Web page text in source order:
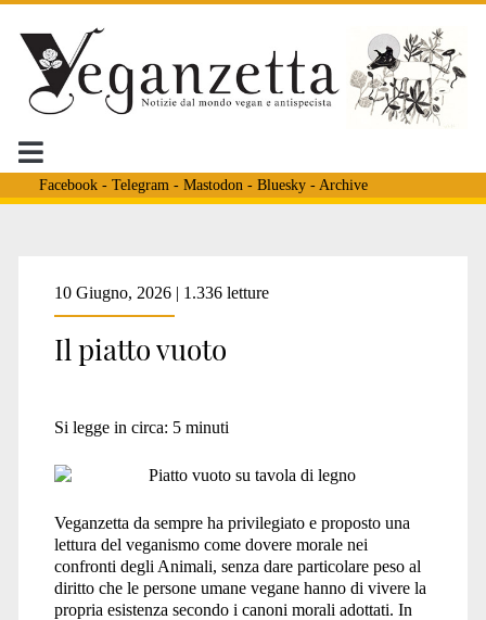
Facebook- Telegram - Mastodon - Bluesky- Archive
10 Giugno, 2026 | 1.336 letture
Il piatto vuoto
Si legge in circa: 5 minuti
Veganzetta da sempre ha privilegiato e proposto una
lettura del veganismo come dovere morale nei
confronti degli Animali, senza dare particolare peso al
diritto che le persone umane vegane hanno di vivere la
propria esistenza secondo i canoni morali adottati. In